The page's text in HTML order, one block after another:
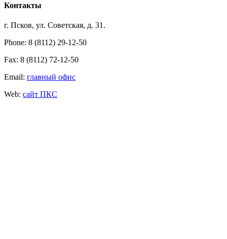
Контакты
г. Псков, ул. Советская, д. 31.
Phone: 8 (8112) 29-12-50
Fax: 8 (8112) 72-12-50
Email: главный офис
Web: сайт ПКС